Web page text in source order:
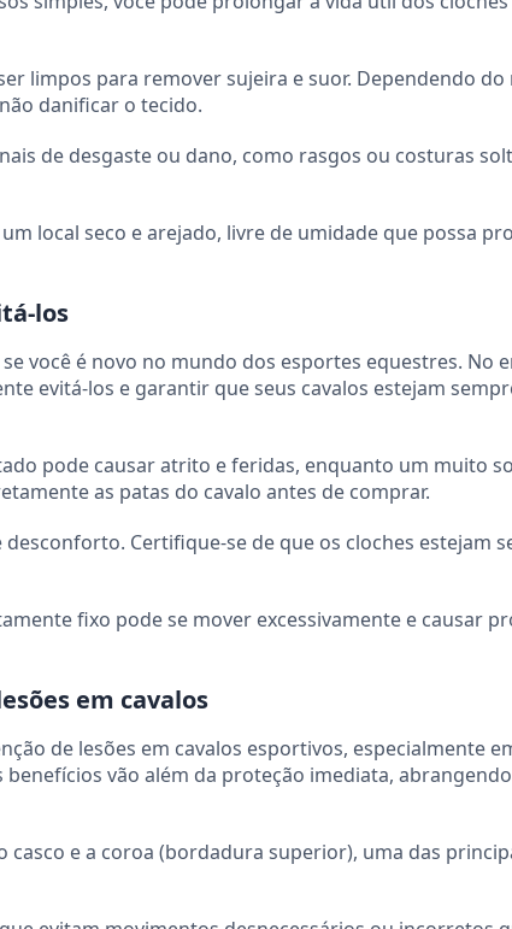
limpos para remover sujeira e suor. Dependendo do
danificar o tecido.
de desgaste ou dano, como rasgos ou costuras
local seco e arejado, livre de umidade que possa
los
você é novo no mundo dos esportes equestres. No
evitá-los e garantir que seus cavalos estejam
pode causar atrito e feridas, enquanto um muito
as patas do cavalo antes de comprar.
Certifique-se de que os cloches estejam
fixo pode se mover excessivamente e causar
em cavalos
de lesões em cavalos esportivos, especialmente
vão além da proteção imediata, abrangendo
e a coroa (bordadura superior), uma das